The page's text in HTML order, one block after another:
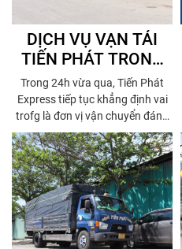
DỊCH VỤ VẠN TẢI
TIẾN PHÁT TRONG
24H QUA - LIÊN TỤC
GIAO HÀNG, PHỤC
VỤ KHÁCH HÀNG
MIỀN TÂY KHÔNG
NGHỈ
Trong 24h vừa qua, Tiến Phát
Express tiếp tục khẳng định vai
trofg là đơn vị vận chuyển đáng
tin cậy khi thực hiện thành công
hàng trăm đơn hàng đi khắp các
tỉnh miền Tây, đáp ứng nhu cầu
vận chuyển gấp, giao hàng đúng
hẹn và hỗ trợ tận nơi.